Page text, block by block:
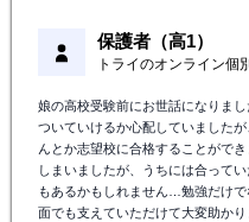
保護者（高1）
トライのオンライン個
娘の高校受験前にお世話になりま
ついていけるか心配していました
んとか志望校に合格することがで
しまいましたが、うちには合って
もあるかもしれません…勉強だけ
面でも支えていただけて大変助か